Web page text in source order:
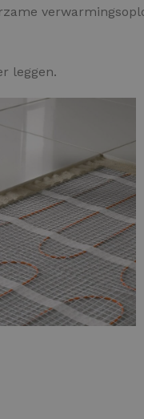
leggen.